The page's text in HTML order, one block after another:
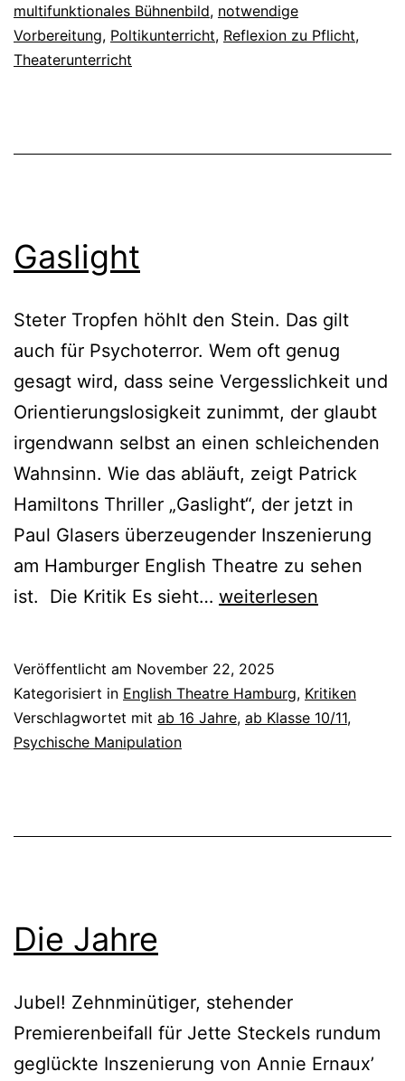
multifunktionales Bühnenbild, notwendige
Vorbereitung, Poltikunterricht, Reflexion zu Pflicht,
Theaterunterricht
Gaslight
Steter Tropfen höhlt den Stein. Das gilt
auch für Psychoterror. Wem oft genug
gesagt wird, dass seine Vergesslichkeit und
Orientierungslosigkeit zunimmt, der glaubt
irgendwann selbst an einen schleichenden
Wahnsinn. Wie das abläuft, zeigt Patrick
Hamiltons Thriller „Gaslight“, der jetzt in
Paul Glasers überzeugender Inszenierung
am Hamburger English Theatre zu sehen
ist. Die Kritik Es sieht… Gaslight
weiterlesen
Veröffentlicht am November 22, 2025
Kategorisiert in English Theatre Hamburg, Kritiken
Verschlagwortet mit ab 16 Jahre, ab Klasse 10/11,
Psychische Manipulation
Die Jahre
Jubel! Zehnminütiger, stehender
Premierenbeifall für Jette Steckels rundum
geglückte Inszenierung von Annie Ernaux’